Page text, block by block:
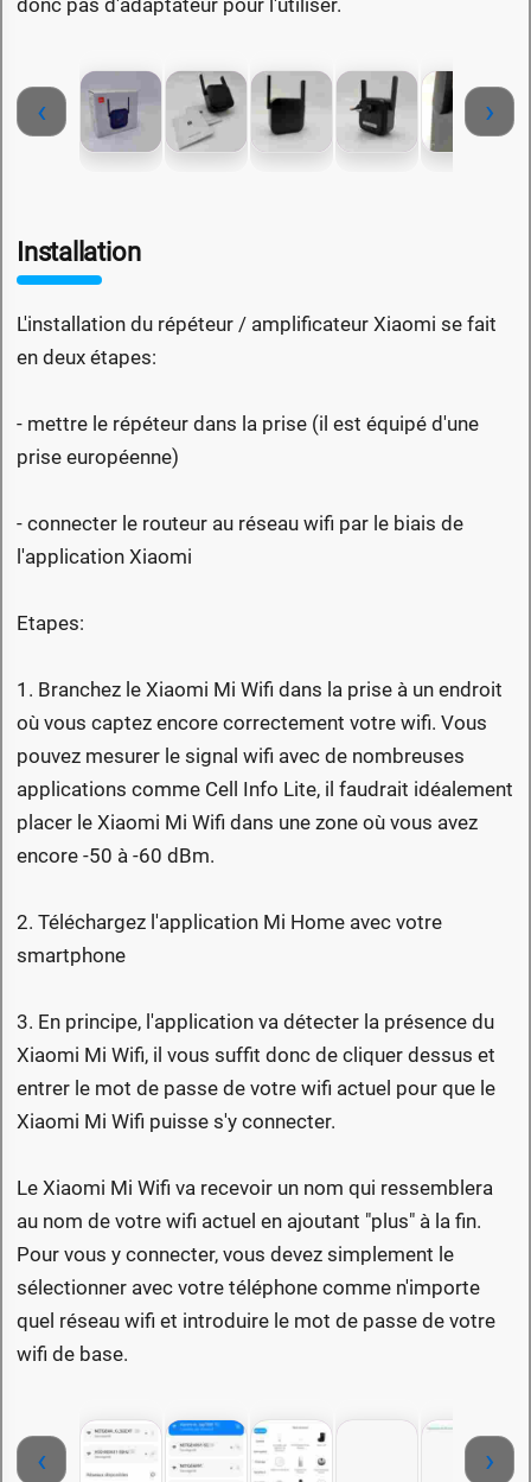
donc pas d'adaptateur pour l'utiliser.
‹ ›
Installation
L'installation du répéteur / amplificateur Xiaomi se fait
en deux étapes:
- mettre le répéteur dans la prise (il est équipé d'une
prise européenne)
- connecter le routeur au réseau wifi par le biais de
l'application Xiaomi
Etapes:
1. Branchez le Xiaomi Mi Wifi dans la prise à un endroit
où vous captez encore correctement votre wifi. Vous
pouvez mesurer le signal wifi avec de nombreuses
applications comme Cell Info Lite, il faudrait idéalement
placer le Xiaomi Mi Wifi dans une zone où vous avez
encore -50 à -60 dBm.
2. Téléchargez l'application Mi Home avec votre
smartphone
3. En principe, l'application va détecter la présence du
Xiaomi Mi Wifi, il vous suffit donc de cliquer dessus et
entrer le mot de passe de votre wifi actuel pour que le
Xiaomi Mi Wifi puisse s'y connecter.
Le Xiaomi Mi Wifi va recevoir un nom qui ressemblera
au nom de votre wifi actuel en ajoutant "plus" à la fin.
Pour vous y connecter, vous devez simplement le
sélectionner avec votre téléphone comme n'importe
quel réseau wifi et introduire le mot de passe de votre
wifi de base.
‹ ›